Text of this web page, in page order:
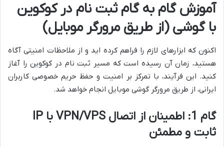
آموزش گام به گام ثبت نام در کوکوین
با گوشی (از طریق مرورگر موبایل)
اکنون که ابزارهای لازم را فراهم کرده اید و از ملاحظات امنیتی آگاه
هستید، زمان آن رسیده است که مسیر ثبت نام در کوکوین را آغاز
کنید. این فرآیند، با تمرکز بر امنیت و حفظ حریم خصوصی کاربران
ایرانی، از طریق مرورگر گوشی موبایل انجام خواهد شد.
گام 1: اطمینان از اتصال VPN/VPS با IP
ثابت و مطمئن